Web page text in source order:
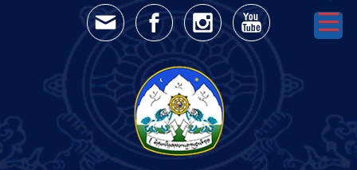
Skip to main content